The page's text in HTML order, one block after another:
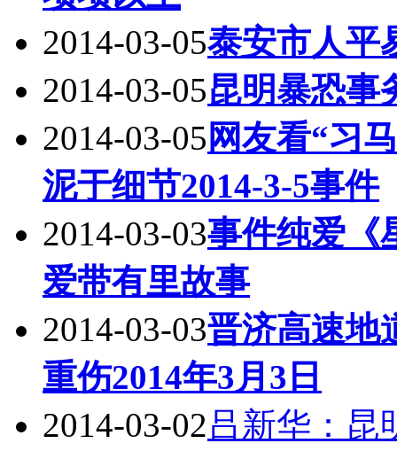
2014-03-05泰安市人平
2014-03-05昆明暴恐事
2014-03-05 网友看“习
泥于细节2014-3-5事件
2014-03-03事件纯爱《
爱带有里故事
2014-03-03晋济高速地
重伤2014年3月3日
2014-03-02吕新华：昆